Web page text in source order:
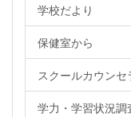
学校だより
保健室から
スクールカウンセ
学力・学習状況調